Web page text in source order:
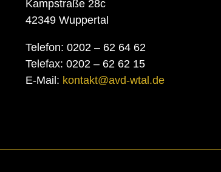
Kampstraße 28c
42349 Wuppertal
Telefon: 0202 – 62 64 62
Telefax: 0202 – 62 62 15
E-Mail: kontakt@avd-wtal.de